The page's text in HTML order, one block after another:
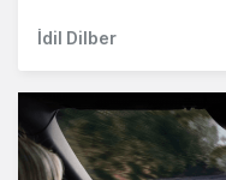
İdil Dilber